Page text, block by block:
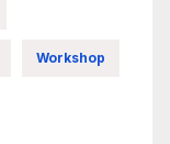
Workshop